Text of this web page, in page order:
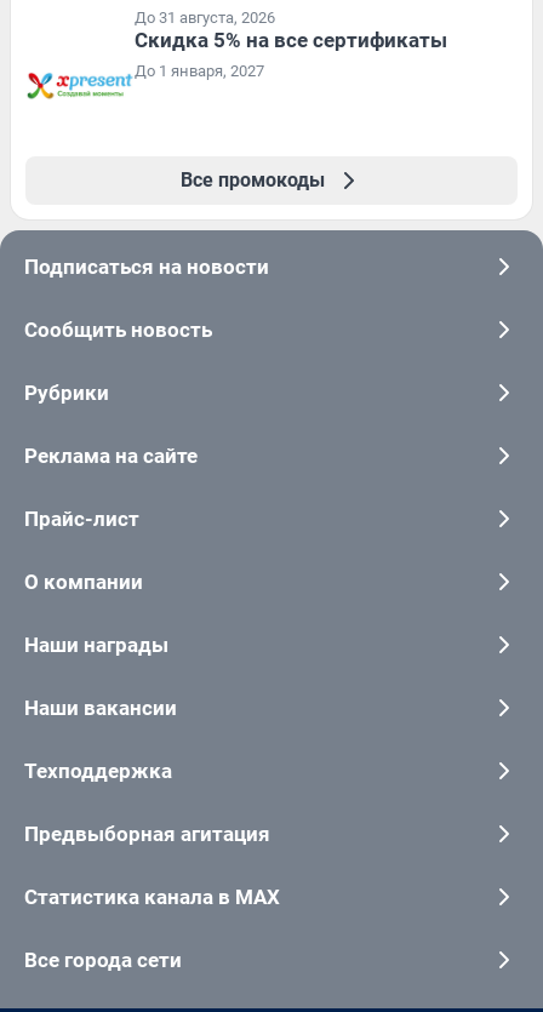
До 31 августа, 2026
Скидка 5% на все сертификаты
До 1 января, 2027
Все промокоды
Подписаться на новости
Сообщить новость
Рубрики
Реклама на сайте
Прайс-лист
О компании
Наши награды
Наши вакансии
Техподдержка
Предвыборная агитация
Статистика канала в MAX
Все города сети